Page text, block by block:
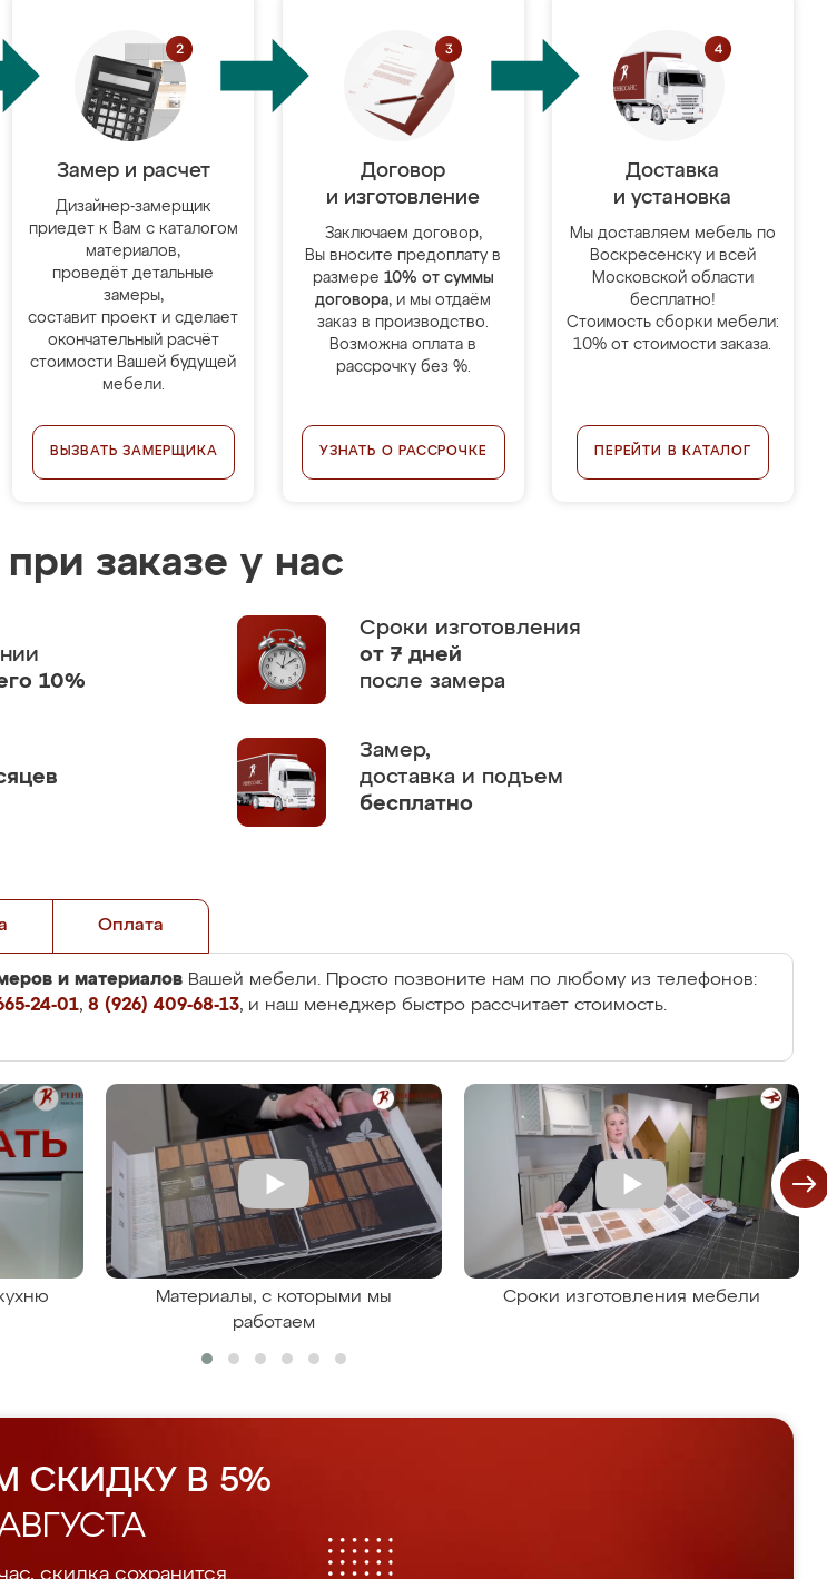
Замер и расчет
Дизайнер-замерщик
приедет к Вам с каталогом
материалов,
проведёт детальные
замеры,
составит проект и сделает
окончательный расчёт
стоимости Вашей будущей
мебели.
ВЫЗВАТЬ ЗАМЕРЩИКА
Договор
и изготовление
Заключаем договор,
Вы вносите предоплату в
размере 10% от суммы
договора, и мы отдаём
заказ в производство.
Возможна оплата в
рассрочку без %.
УЗНАТЬ О РАССРОЧКЕ
Доставка
и установка
Мы доставляем мебель по
Воскресенску и всей
Московской области
бесплатно!
Стоимость сборки мебели:
10% от стоимости заказа.
ПЕРЕЙТИ В КАТАЛОГ
заказе у нас
10%
Сроки изготовления
от 7 дней
после замера
Замер,
доставка и подъем
бесплатно
Оплата
и материалов Вашей мебели. Просто позвоните нам по любому из телефонов:
24-01, 8 (926) 409-68-13, и наш менеджер быстро рассчитает стоимость.
Материалы, с которыми мы
работаем
Сроки изготовления мебели
СКИДКУ В 5%
скидка сохранится.